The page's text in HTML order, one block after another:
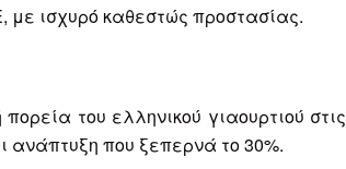
με ισχυρό καθεστώς προστασίας.
του ελληνικού γιαουρτιού στις
ανάπτυξη που ξεπερνά το 30%.